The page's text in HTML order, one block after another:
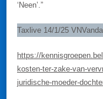
‘Neen’.”
Taxlive 14/1/25
https://
kosten-ter-zake-van-
juridische-moeder-